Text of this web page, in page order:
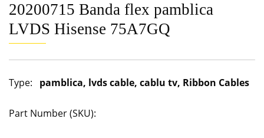
20200715 Banda flex pamblica
LVDS Hisense 75A7GQ
Type: pamblica, lvds cable, cablu tv, Ribbon Cables
Part Number (SKU):